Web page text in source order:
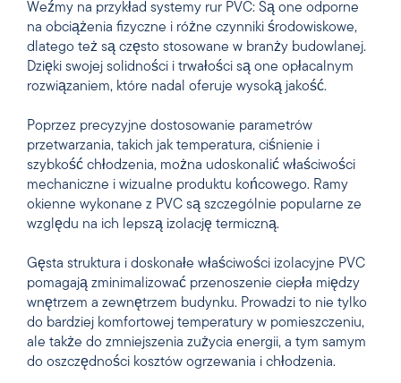
Weźmy na przykład systemy rur PVC: Są one odporne
na obciążenia fizyczne i różne czynniki środowiskowe,
dlatego też są często stosowane w branży budowlanej.
Dzięki swojej solidności i trwałości są one opłacalnym
rozwiązaniem, które nadal oferuje wysoką jakość.
Poprzez precyzyjne dostosowanie parametrów
przetwarzania, takich jak temperatura, ciśnienie i
szybkość chłodzenia, można udoskonalić właściwości
mechaniczne i wizualne produktu końcowego. Ramy
okienne wykonane z PVC są szczególnie popularne ze
względu na ich lepszą izolację termiczną.
Gęsta struktura i doskonałe właściwości izolacyjne PVC
pomagają zminimalizować przenoszenie ciepła między
wnętrzem a zewnętrzem budynku. Prowadzi to nie tylko
do bardziej komfortowej temperatury w pomieszczeniu,
ale także do zmniejszenia zużycia energii, a tym samym
do oszczędności kosztów ogrzewania i chłodzenia.